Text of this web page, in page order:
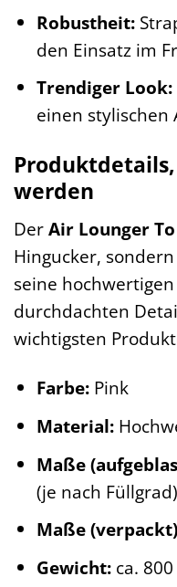
Robustheit:
den Einsatz im
Trendiger Look:
einen stylischen
werden
DerAir Lounger
Hingucker,
seine
durchdachten
wichtigsten
Farbe:Pink
Material:
Maße
(je nach Füllgrad)
Maße
Gewicht:ca. 800